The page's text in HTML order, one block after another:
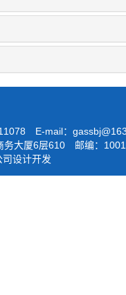
E-mail：
务大厦6层610 邮编：
设计开发